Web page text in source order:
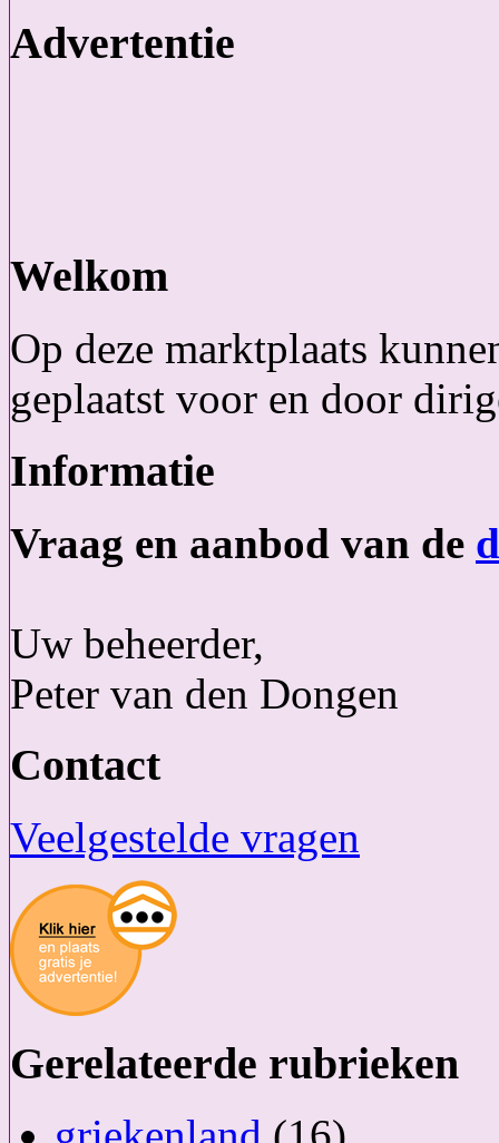
Advertentie
Welkom
Op deze marktplaats
geplaatst voor en door
Informatie
Vraag en aanbod van de
Uw beheerder,
Peter van den Dongen
Contact
Veelgestelde vragen
Gerelateerde rubrieken